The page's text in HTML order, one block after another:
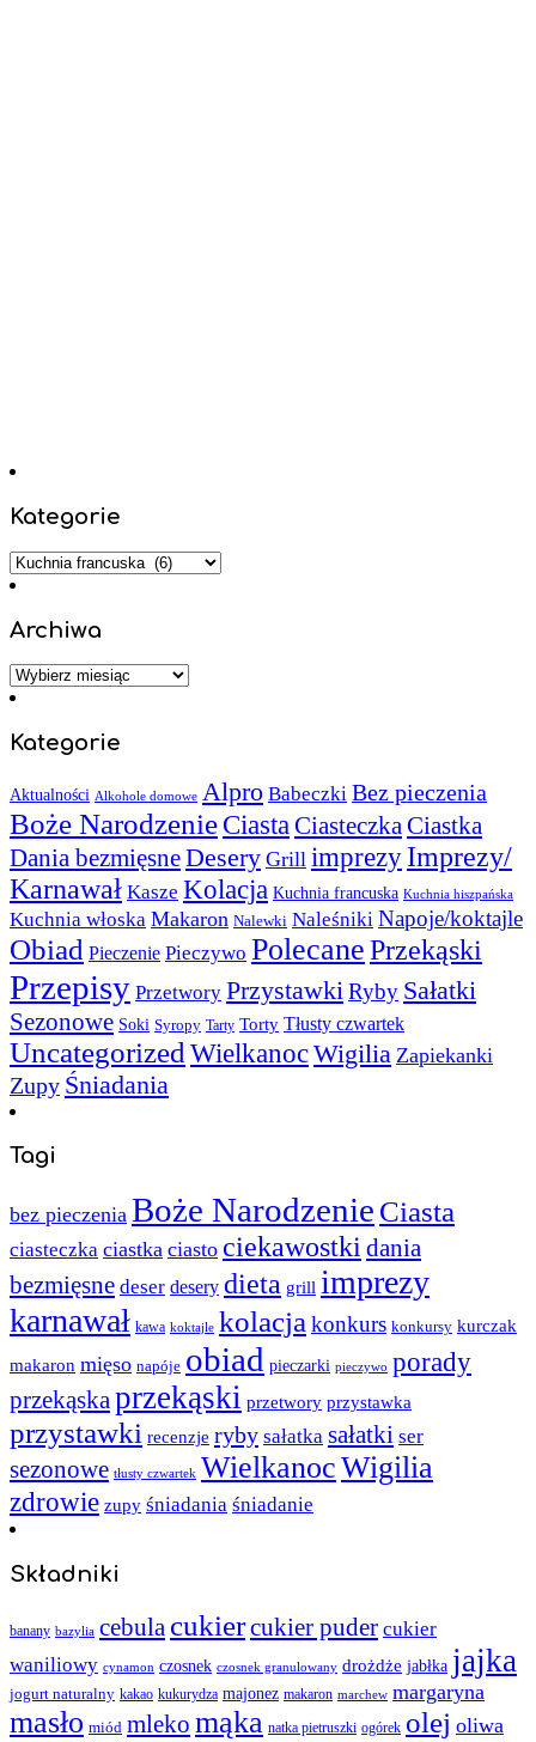
Kategorie
Kategorie
Archiwa
Archiwa
Kategorie
Aktualności Alkohole domowe Alpro Babeczki Bez pieczenia
Boże NarodzenieCiasta Ciasteczka Ciastka
Dania bezmięsneDesery Grill imprezy Imprezy/
Karnawał Kasze Kolacja Kuchnia francuska Kuchnia hiszpańska
Kuchnia włoska Makaron Nalewki Naleśniki Napoje/koktajle
Obiad Pieczenie Pieczywo PolecanePrzekąski
Przepisy Przetwory Przystawki Ryby Sałatki
Sezonowe Soki Syropy Tarty Torty Tłusty czwartek
Uncategorized WielkanocWigilia Zapiekanki
Zupy Śniadania
Tagi
bez pieczenia Boże Narodzenie Ciasta
ciasteczka ciastka ciasto ciekawostki dania
bezmięsne deser desery dieta grill imprezy
karnawał kawa koktajle kolacja konkurs konkursy kurczak
makaron mięso napóje obiad pieczarki pieczywo porady
przekąskaprzekąski przetwory przystawka
przystawki recenzje ryby sałatka sałatki ser
sezonowe tłusty czwartek WielkanocWigilia
zdrowie zupy śniadania śniadanie
Składniki
banany bazylia cebula cukiercukier puder cukier
waniliowy cynamon czosnek czosnek granulowany drożdże jabłka jajka
jogurt naturalny kakao kukurydza majonez makaron marchew margaryna
masło miód mleko mąka natka pietruszki ogórek olej oliwa